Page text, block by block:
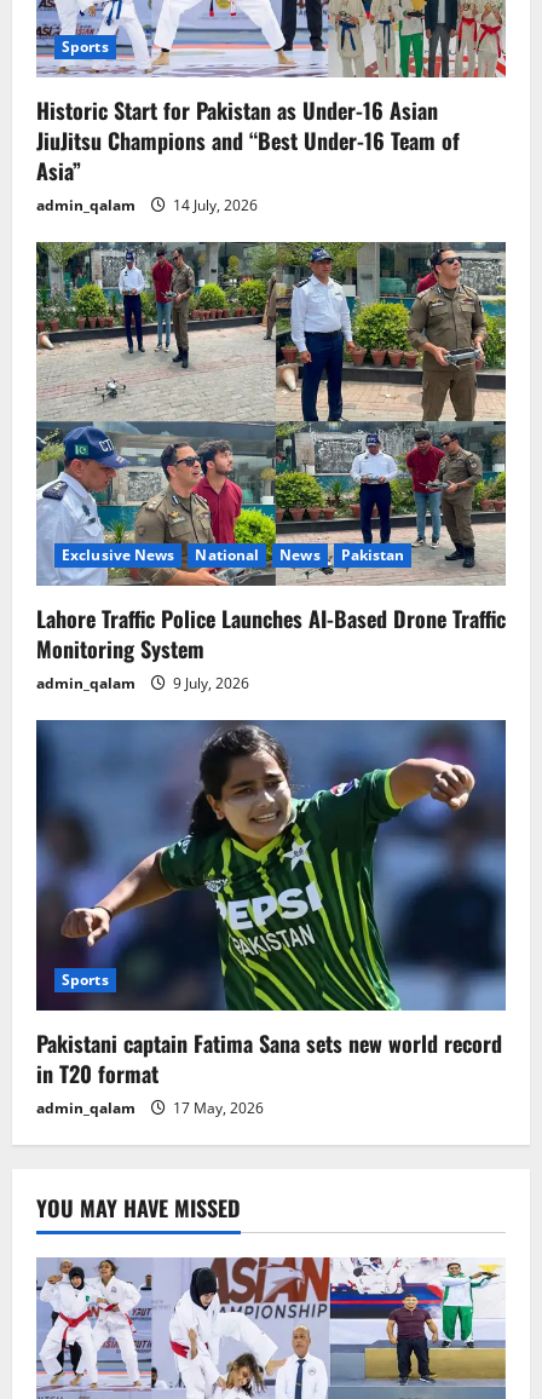
o
n
Sports
Historic Start for Pakistan as Under-16 Asian
JiuJitsu Champions and “Best Under-16 Team of
Asia”
admin_qalam 14 July, 2026
Exclusive News National News Pakistan
Lahore Traffic Police Launches AI-Based Drone Traffic
Monitoring System
admin_qalam 9 July, 2026
Sports
Pakistani captain Fatima Sana sets new world record
in T20 format
admin_qalam 17 May, 2026
YOU MAY HAVE MISSED